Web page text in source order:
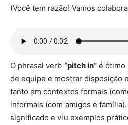
(Você tem razão! Vamos
O phrasal verb “pitch in” é ótimo
de equipe e mostrar disposição
tanto em contextos formais
informais (com amigos e
significado e viu exemplos